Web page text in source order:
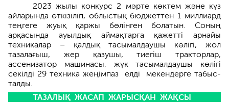
2023 жылы конкурс 2 мәрте көктем және күз
айларында өткізіліп, облыстық бюджеттен 1 миллиард
теңгеге жуық қаржы бөлінген болатын. Соның
арқасында ауылдық аймақтарға қажетті арнайы
техникалар – қалдық тасымалдаушы көлігі, жол
тазалағыш, жер қазушы, тиегіш тракторлар,
ассенизатор машина­сы, жүк тасымалдаушы көлігі
секілді 29 техника жеңімпаз елді мекендерге табыс­
талды.
ТАЗАЛЫҚ ЖАСАП ЖАРЫСҚАН ЖАҚСЫ